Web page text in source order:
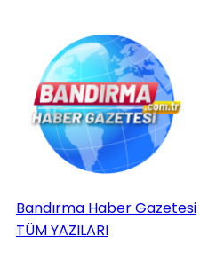
Bandırma Haber Gazetesi
TÜM YAZILARI